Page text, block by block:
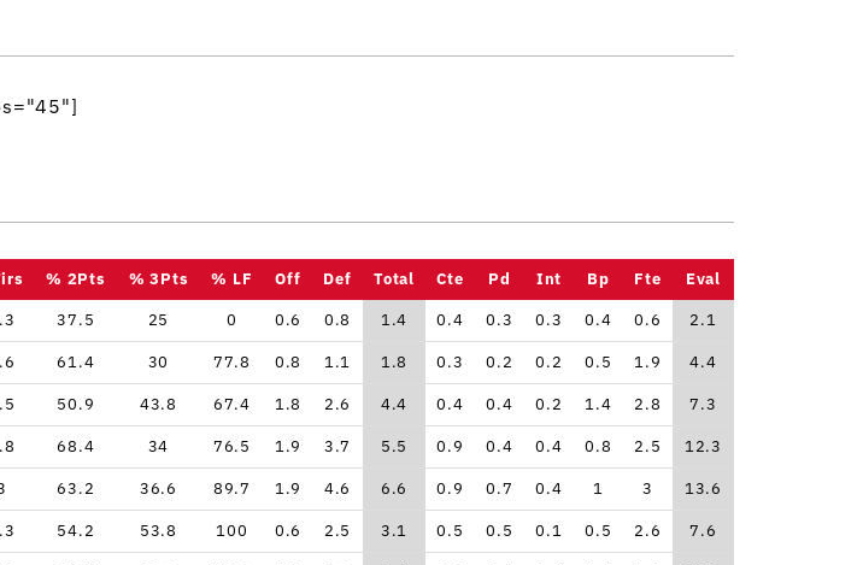
% 2Pts % 3Pts % LF Off Def Total Cte Pd Int Bp Fte
Eval
37.5 25 0 0.6 0.8 1.4 0.4 0.3 0.3 0.4 0.6 2.1
61.4 30 77.8 0.8 1.1 1.8 0.3 0.2 0.2 0.5 1.9 4.4
50.9 43.8 67.4 1.8 2.6 4.4 0.4 0.4 0.2 1.4 2.8 7.3
68.4 34 76.5 1.9 3.7 5.5 0.9 0.4 0.4 0.8 2.5 12.3
63.2 36.6 89.7 1.9 4.6 6.6 0.9 0.7 0.4 1 3 13.6
54.2 53.8 100 0.6 2.5 3.1 0.5 0.5 0.1 0.5 2.6 7.6